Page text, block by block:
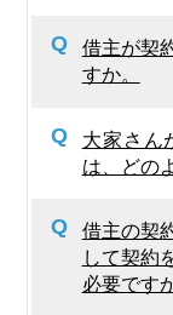
Q
借主が契
すか。
Q
大家さん
は、どの
Q
借主の契
して契約
必要です